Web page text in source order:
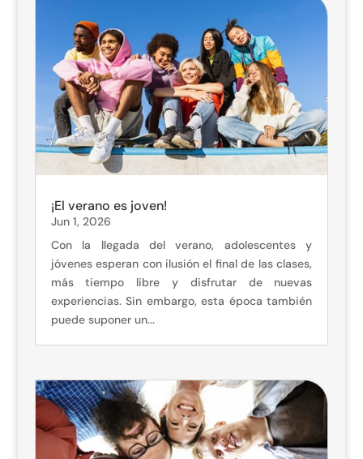
¡El verano es joven!
Jun 1, 2026
Con la llegada del verano, adolescentes y
jóvenes esperan con ilusión el final de las clases,
más tiempo libre y disfrutar de nuevas
experiencias. Sin embargo, esta época también
puede suponer un...